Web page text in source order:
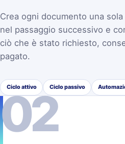
Crea ogni documento una
nel passaggio successivo e
ciò che è stato richiesto,
pagato.
Ciclo attivo Ciclo passivo
02